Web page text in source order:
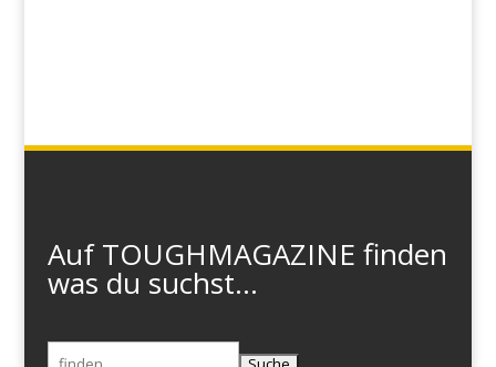
Auf TOUGHMAGAZINE finden
was du suchst...
Suchen